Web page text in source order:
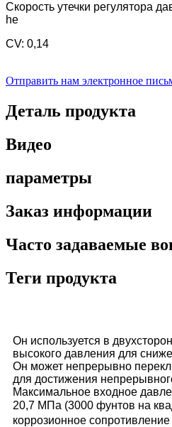
Скорость утечки регулятора
he
CV: 0,14
Отправить нам электронное
Деталь продукта
Видео
параметры
Заказ информации
Часто задаваемые
Теги продукта
Он используется в
высокого давления для
Он может непрерывно
для достижения
Максимальное входное
20,7 МПа (3000 фунтов на
коррозионное